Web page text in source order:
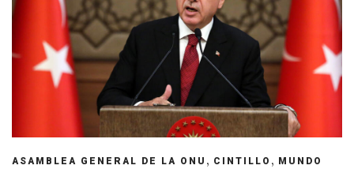
ASAMBLEA GENERAL DE LA ONU , CINTILLO , MUNDO